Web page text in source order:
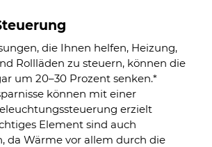
die Ihnen helfen, Heizung,
Rollläden zu steuern, können die
um 20–30 Prozent senken.*
können mit einer
erzielt
Element sind auch
da Wärme vor allem durch die